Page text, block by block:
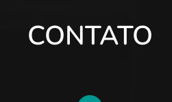
CONTATO